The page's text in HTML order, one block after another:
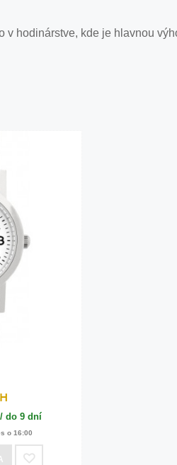
v hodinárstve, kde je hlavnou
do 9 dní
o 16:00